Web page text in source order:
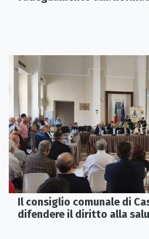
Il consiglio comunale di
difendere il diritto alla